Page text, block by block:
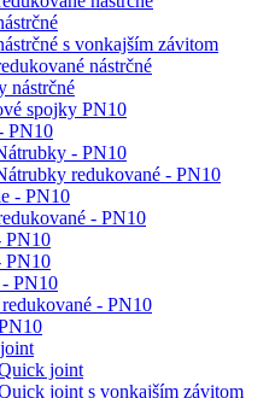
s vonkajším závitom
nástrčné
nástrčné
spojky PN10
PN10
- PN10
redukované - PN10
- PN10
- PN10
PN10
PN10
PN10
- PN10
joint
joint s vonkajším závitom